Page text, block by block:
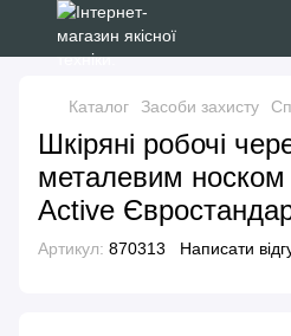
Каталог Засоби захисту
Шкіряні робочі
металевим
Active
Артикул: 870313 Написати